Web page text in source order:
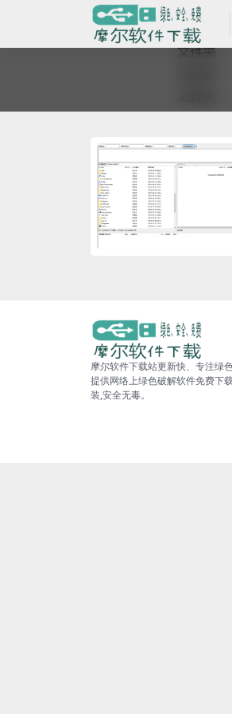
摩尔软件下载站更新快、专注绿
提供网络上绿色破解软件免费下
装,安全无毒。